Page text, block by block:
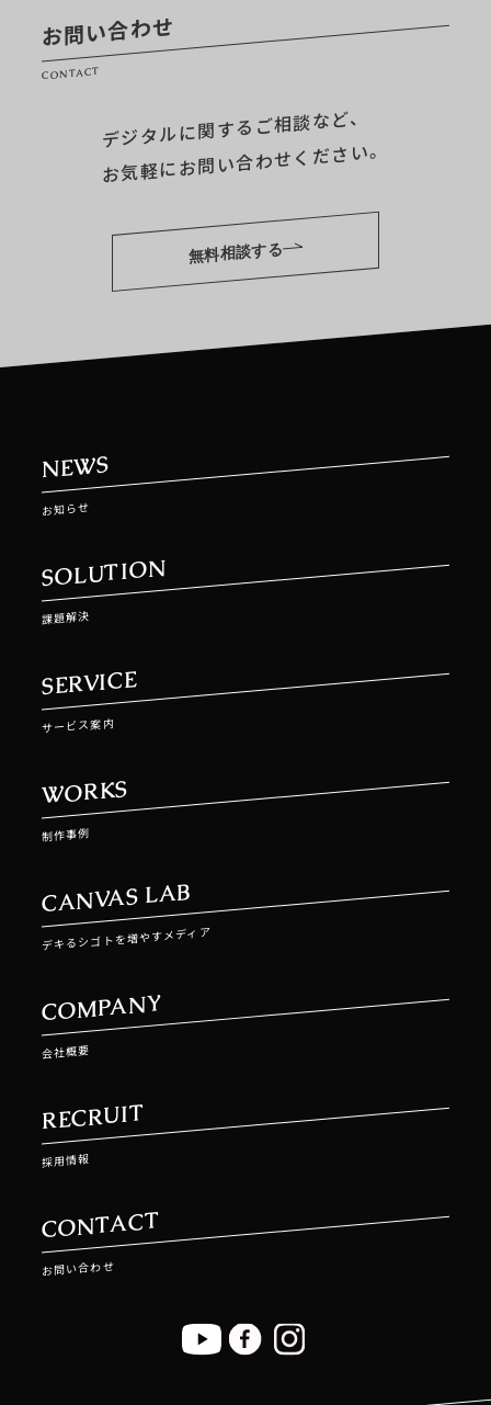
お問い合わせ
CONTACT
デジタルに関するご相談など、
お気軽にお問い合わせください。
無料相談する
NEWS
お知らせ
SOLUTION
課題解決
SERVICE
サービス案内
WORKS
制作事例
CANVAS LAB
デキるシゴトを増やすメディア
COMPANY
会社概要
RECRUIT
採用情報
CONTACT
お問い合わせ